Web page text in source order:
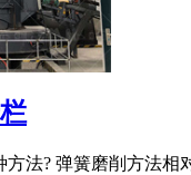
法? 弹簧磨削方法